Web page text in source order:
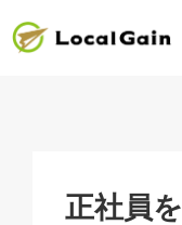
正社員